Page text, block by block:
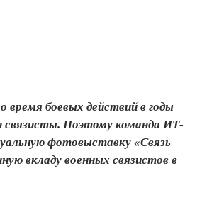
время боевых действий в годы
связисты. Поэтому команда ИТ-
фотовыставку «Связь
вкладу военных связистов в